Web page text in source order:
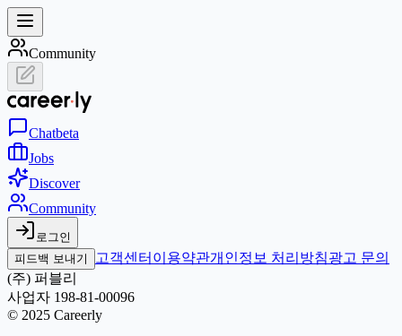
Community
Chatbeta
Jobs
Discover
Community
로그인
피드백 보내기
고객센터 이용약관개인정보 처리방침광고 문의
(주) 퍼블리
사업자 198-81-00096
© 2025 Careerly